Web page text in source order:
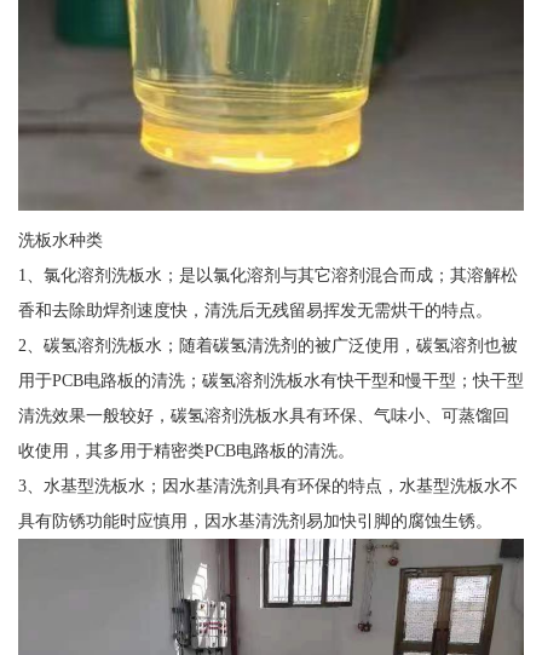
洗板水种类
1、氯化溶剂洗板水；是以氯化溶剂与其它溶剂混合而成；其溶解松
香和去除助焊剂速度快，清洗后无残留易挥发无需烘干的特点。
2、碳氢溶剂洗板水；随着碳氢清洗剂的被广泛使用，碳氢溶剂也被
用于PCB电路板的清洗；碳氢溶剂洗板水有快干型和慢干型；快干型
清洗效果一般较好，碳氢溶剂洗板水具有环保、气味小、可蒸馏回
收使用，其多用于精密类PCB电路板的清洗。
3、水基型洗板水；因水基清洗剂具有环保的特点，水基型洗板水不
具有防锈功能时应慎用，因水基清洗剂易加快引脚的腐蚀生锈。